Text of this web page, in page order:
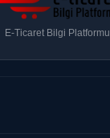
E-Ticaret Bilgi Platformu